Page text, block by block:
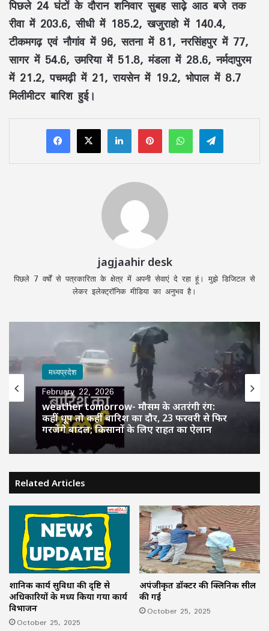
पिछले 24 घंटों के दौरान शनिवार सुबह साढ़े आठ बजे तक
रीवा में 203.6, सीधी में 185.2, खजुराहो में 140.4,
टीकमगढ़ एवं नौगांव में 96, सतना में 81, नरसिंहपुर में 77,
सागर में 54.6, उमरिया में 51.8, मंडला में 28.6, नर्मदापुरम
में 21.2, पचमढ़ी में 21, रायसेन में 19.2, भोपाल में 8.7
मिलीमीटर बारिश हुई।
LinkedInPinterestWhatsAppTelegram
jagjaahir desk
पिछले 7 वर्षों से पत्रकारिता के क्षेत्र में अपनी सेवाएं दे रहा हूं। मुझे डिजिटल से
लेकर इलेक्ट्रॉनिक मीडिया का अनुभव है।
मध्यप्रदेश
February 22, 2026
weather tomorrow- मौसम के अतरंगी रंग:
कहीं धूप तो कहीं बारिश का दौर, 23 फरवरी से फिर
गरजेंगे बादल; किसानों के लिए राहत का ऐलान
Related Articles
प्रशानिक कार्य सुविधा की दृष्टि से
अधिकारियों के मध्य किया गया कार्य
विभाजन
October 25, 2025
अपंजीकृत डॉक्टर की क्लिनिक सील
की गई
October 25, 2025